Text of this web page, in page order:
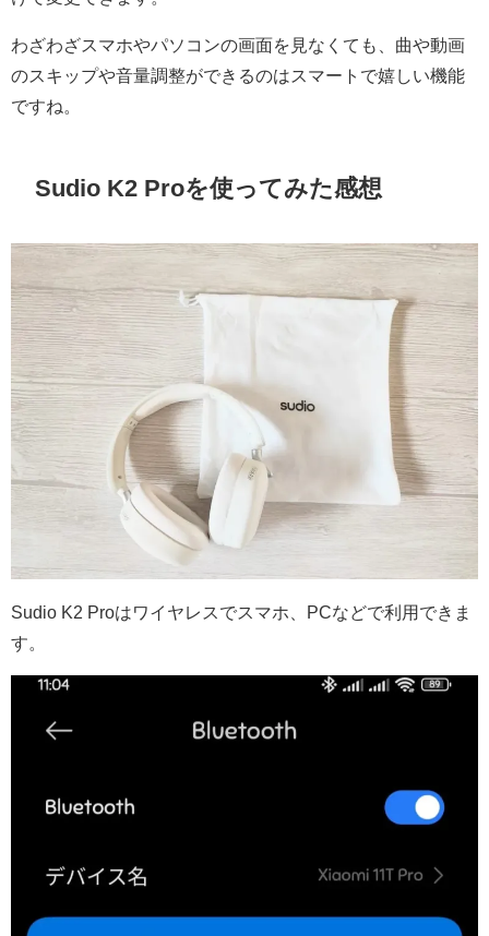
わざわざスマホやパソコンの画面を見なくても、曲や動画
のスキップや音量調整ができるのはスマートで嬉しい機能
ですね。
Sudio K2 Proを使ってみた感想
Sudio K2 Proはワイヤレスでスマホ、PCなどで利用できま
す。